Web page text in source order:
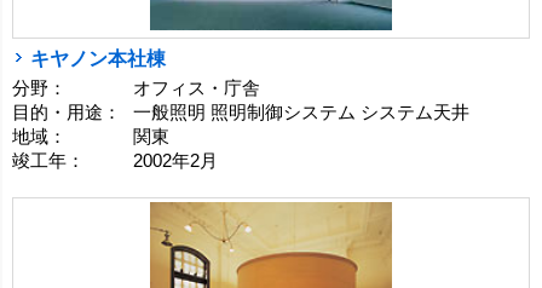
キヤノン本社棟
分野：
オフィス・庁舎
目的・用途：
一般照明 照明制御システム システム天井
地域：
関東
竣工年：
2002年2月